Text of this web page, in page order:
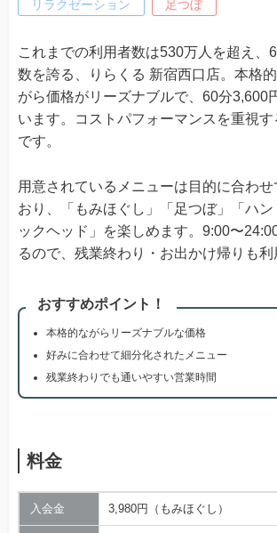
リラクゼーション 足つぼ
これまでの利用者数は530万人を超え、
数を誇る、りらくる 新宿西口店。本格
がら価格がリーズナブルで、60分3,600
います。コストパフォーマンスを重視す
です。
用意されているメニューは目的に合わ
おり、「もみほぐし」「足つぼ」「ハン
ックヘッド」を楽しめます。9:00〜
るので、残業終わり・お出かけ帰りも利
おすすめポイント！
本格的ながらリーズナブルな価格
好みに合わせて細分化されたメニュー
残業終わりでも通いやすい営業時間
料金
入会金 3,980円（もみほぐし）